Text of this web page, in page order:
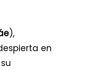
),
en